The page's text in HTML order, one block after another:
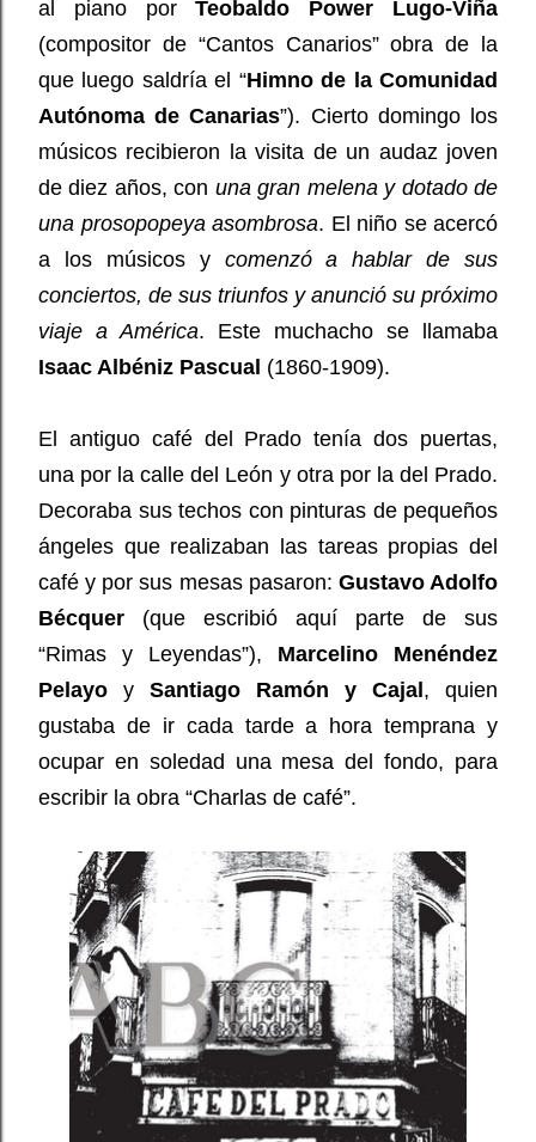
al piano porTeobaldo Power Lugo-Viña
(compositor de “Cantos Canarios” obra de la
que luego saldría el “Himno de la Comunidad
Autónoma de Canarias”). Cierto domingo los
músicos recibieron la visita de un audaz joven
de diez años, con una gran melena y dotado de
una prosopopeya asombrosa. El niño se acercó
a los músicos y comenzó a hablar de sus
conciertos, de sus triunfos y anunció su próximo
viaje a América. Este muchacho se llamaba
Isaac Albéniz Pascual (1860-1909).
El antiguo café del Prado tenía dos puertas,
una por la calle del León y otra por la del Prado.
Decoraba sus techos con pinturas de pequeños
ángeles que realizaban las tareas propias del
café y por sus mesas pasaron: Gustavo Adolfo
Bécquer (que escribió aquí parte de sus
“Rimas y Leyendas”), Marcelino Menéndez
Pelayo y Santiago Ramón y Cajal , quien
gustaba de ir cada tarde a hora temprana y
ocupar en soledad una mesa del fondo, para
escribir la obra “Charlas de café”.